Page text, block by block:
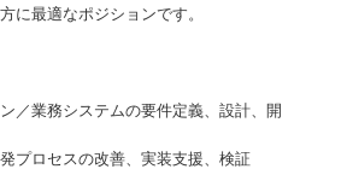
に最適なポジションです。
／業務システムの要件定義、設計、開
プロセスの改善、実装支援、検証